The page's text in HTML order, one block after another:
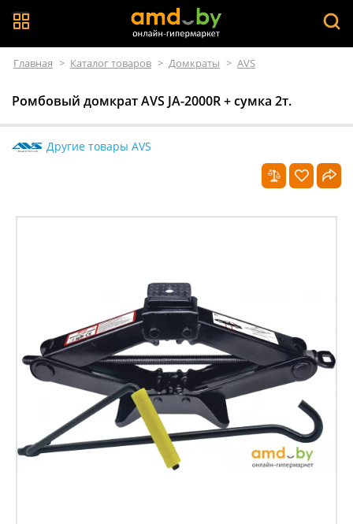
Главная > Каталог товаров > Домкраты > AVS
Ромбовый домкрат AVS JA-2000R + сумка 2т.
Другие товары AVS